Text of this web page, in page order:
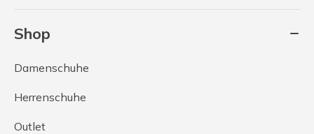
Shop
Damenschuhe
Herrenschuhe
Outlet